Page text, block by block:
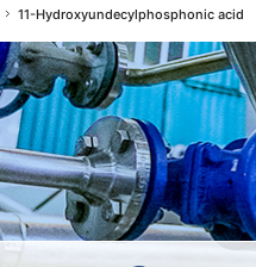
11-Hydroxyundecylphosphonic acid